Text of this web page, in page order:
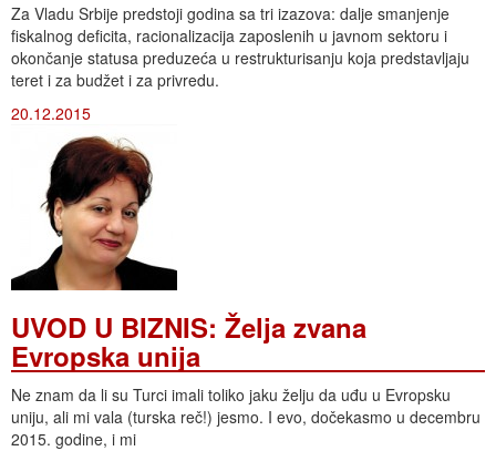
Za Vladu Srbije predstoji godina sa tri izazova: dalje smanjenje
fiskalnog deficita, racionalizacija zaposlenih u javnom sektoru i
okončanje statusa preduzeća u restrukturisanju koja predstavljaju
teret i za budžet i za privredu.
20.12.2015
UVOD U BIZNIS: Želja zvana
Evropska unija
Ne znam da li su Turci imali toliko jaku želju da uđu u Evropsku
uniju, ali mi vala (turska reč!) jesmo. I evo, dočekasmo u decembru
2015. godine, i mi